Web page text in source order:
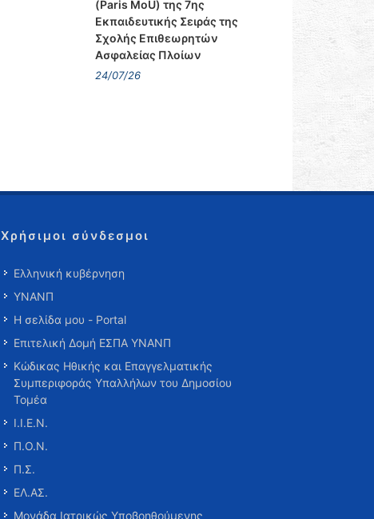
(Paris MoU) της 7ης
Εκπαιδευτικής Σειράς της
Σχολής Επιθεωρητών
Ασφαλείας Πλοίων
24/07/26
Χρήσιμοι σύνδεσμοι
Ελληνική κυβέρνηση
ΥΝΑΝΠ
Η σελίδα μου - Portal
Επιτελική Δομή ΕΣΠΑ ΥΝΑΝΠ
Κώδικας Ηθικής και Επαγγελματικής
Συμπεριφοράς Υπαλλήλων του Δημοσίου
Τομέα
Ι.Ι.Ε.Ν.
Π.Ο.Ν.
Π.Σ.
ΕΛ.ΑΣ.
Μονάδα Ιατρικώς Υποβοηθούμενης